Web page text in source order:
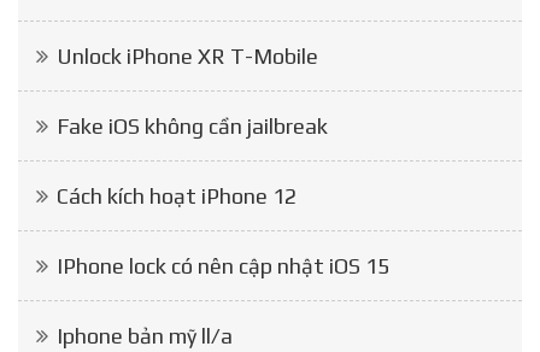
Unlock iPhone XR T-Mobile
Fake iOS không cần jailbreak
Cách kích hoạt iPhone 12
IPhone lock có nên cập nhật iOS 15
Iphone bản mỹ ll/a